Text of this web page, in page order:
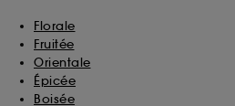
Florale
Fruitée
Orientale
Épicée
Boisée